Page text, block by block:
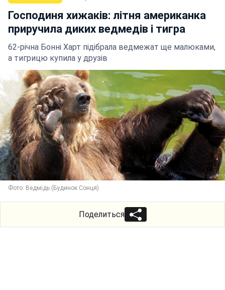
Господиня хижаків: літня американка
приручила диких ведмедів і тигра
62-річна Бонні Харт підібрала ведмежат ще малюками,
а тигрицю купила у друзів
Фото: Ведмідь (Будинок Сонця)
Поделиться